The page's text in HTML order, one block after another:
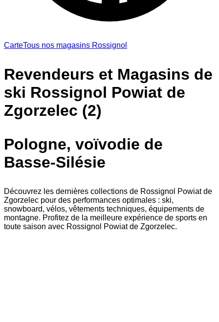
CarteTous nos magasins Rossignol
Revendeurs et Magasins de
ski Rossignol Powiat de
Zgorzelec (2)
Pologne, voïvodie de
Basse-Silésie
Découvrez les dernières collections de Rossignol Powiat de
Zgorzelec pour des performances optimales : ski,
snowboard, vélos, vêtements techniques, équipements de
montagne. Profitez de la meilleure expérience de sports en
toute saison avec Rossignol Powiat de Zgorzelec.